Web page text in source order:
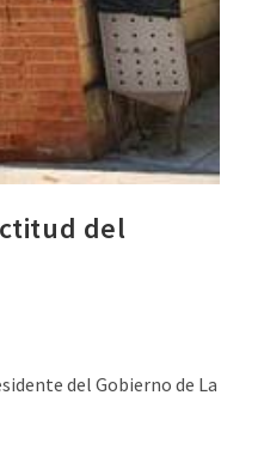
del
del Gobierno de La